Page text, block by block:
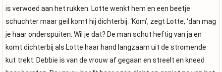
is verwoed aan het rukken. Lotte wenkt hem en een beetje
schuchter maar geil komt hij dichterbij. ‘Kom’, zegt Lotte, ‘dan mag
je haar onderspuiten. Wil je dat? De man schut heftig van ja en
komt dichterbij als Lotte haar hand langzaam uit de stromende
kut trekt. Debbie is van de vrouw af gegaan en streelt en kneed